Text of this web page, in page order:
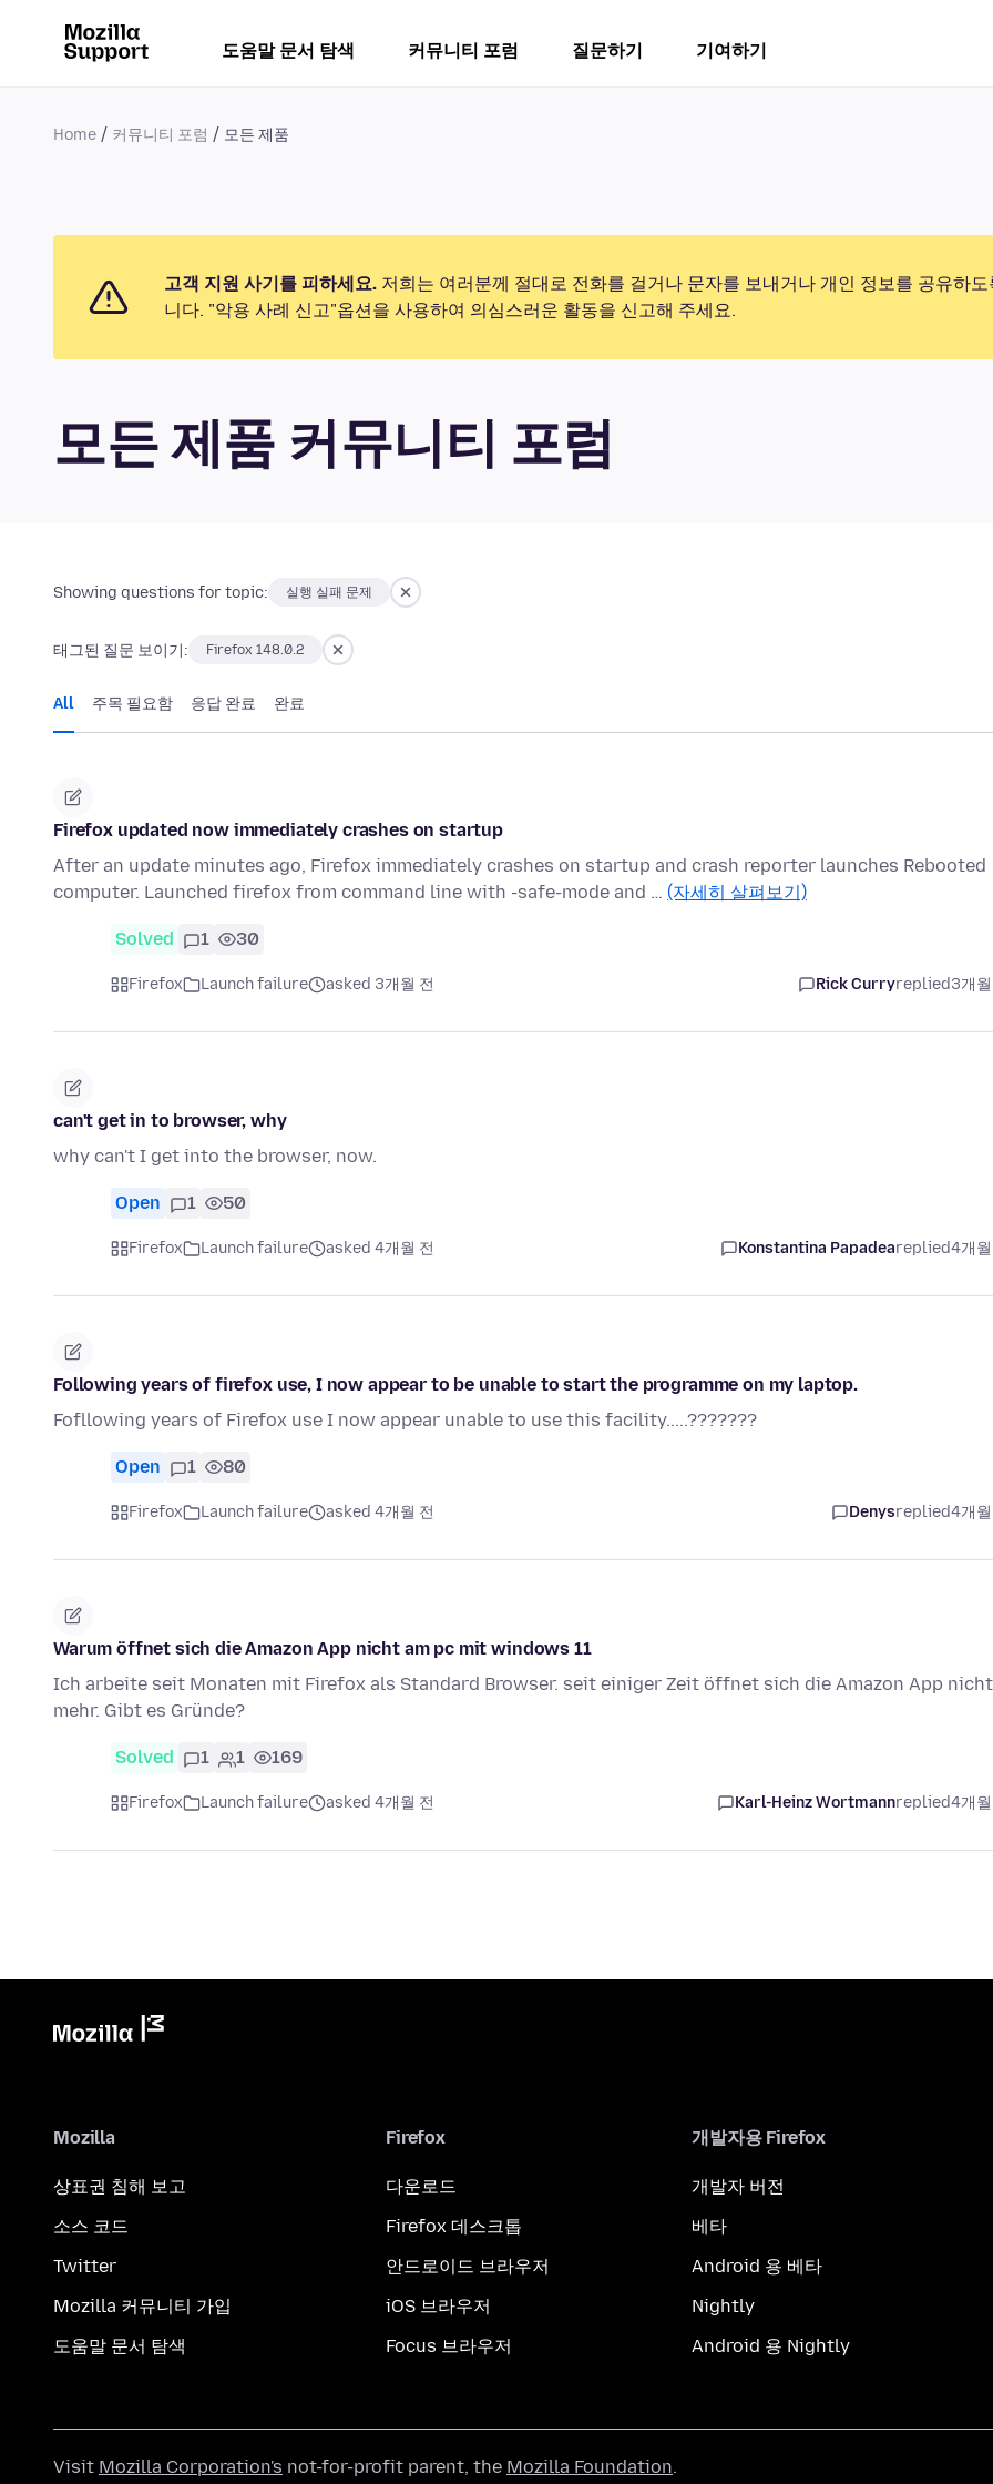
도움말 문서 탐색 커뮤니티 포럼 질문하기 기여하기
Home 커뮤니티 포럼 모든 제품
고객 지원 사기를 피하세요. 저희는 여러분께 절대로 전화를 걸거나 문자를 보내거나 개인 정보를 공유하
니다. "악용 사례 신고"옵션을 사용하여 의심스러운 활동을 신고해 주세요.
모든 제품 커뮤니티 포럼
Showing questions for topic: 실행 실패 문제
태그된 질문 보이기: Firefox 148.0.2
All 주목 필요함 응답 완료 완료
Firefox updated now immediately crashes on startup
After an update minutes ago, Firefox immediately crashes on startup and crash reporter launches Rebooted
computer. Launched firefox from command line with -safe-mode and … (자세히 살펴보기)
Solved 1 30
Firefox Launch failure asked 3개월 전 Rick Curryreplied3개
can't get in to browser, why
why can't I get into the browser, now.
Open 1 50
Firefox Launch failure asked 4개월 전 Konstantina Papadeareplied4개
Following years of firefox use, I now appear to be unable to start the programme on my laptop.
Fofllowing years of Firefox use I now appear unable to use this facility.....???????
Open 1 80
Firefox Launch failure asked 4개월 전 Denysreplied4개
Warum öffnet sich die Amazon App nicht am pc mit windows 11
Ich arbeite seit Monaten mit Firefox als Standard Browser. seit einiger Zeit öffnet sich die Amazon App nicht
mehr. Gibt es Gründe?
Solved 1 1 169
Firefox Launch failure asked 4개월 전 Karl-Heinz Wortmannreplied4개
Mozilla
상표권 침해 보고
소스 코드
Twitter
Mozilla 커뮤니티 가입
도움말 문서 탐색
Firefox
다운로드
Firefox 데스크톱
안드로이드 브라우저
iOS 브라우저
Focus 브라우저
개발자용 Firefox
개발자 버전
베타
Android 용 베타
Nightly
Android 용 Nightly
Visit Mozilla Corporation's not-for-profit parent, the Mozilla Foundation.